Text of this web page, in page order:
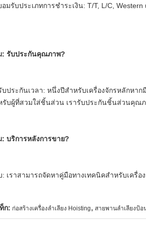
อมรับประเภทการชำระเงิน: T/T, L/C,
: รับประกันคุณภาพ?
บประกันเวลา: หนึ่งปีสำหรับเครื่องจักรหลักหา
รับผู้ที่สวมใส่ชิ้นส่วน เรารับประกันชิ้นส่วนคุณภ
: บริการหลังการขาย?
: เราสามารถจัดหาคู่มือทางเทคนิคสำหรับเครื่
ก: ก่อสร้างเครื่องลำเลียง Hoisting, สายพานลำเลียงป้